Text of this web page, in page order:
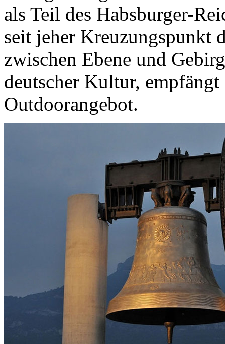
als Teil des Habsburger-
seit jeher Kreuzungspunkt
zwischen Ebene und
deutscher Kultur,
Outdoorangebot.